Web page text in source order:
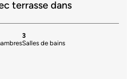
terrasse dans
3
Salles de bains